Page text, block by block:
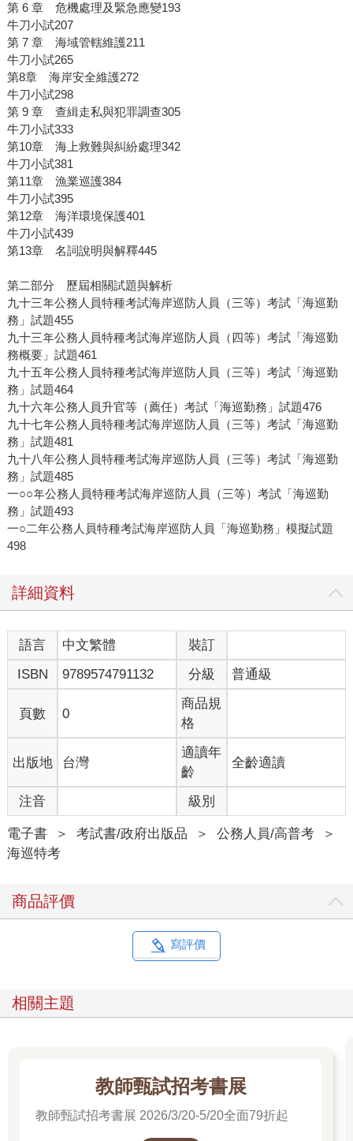
第 6 章 危機處理及緊急應變193
牛刀小試207
第 7 章 海域管轄維護211
牛刀小試265
第8章 海岸安全維護272
牛刀小試298
第 9 章 查緝走私與犯罪調查305
牛刀小試333
第10章 海上救難與糾紛處理342
牛刀小試381
第11章 漁業巡護384
牛刀小試395
第12章 海洋環境保護401
牛刀小試439
第13章 名詞說明與解釋445
第二部分 歷屆相關試題與解析
九十三年公務人員特種考試海岸巡防人員（三等）考試「海巡勤
務」試題455
九十三年公務人員特種考試海岸巡防人員（四等）考試「海巡勤
務概要」試題461
九十五年公務人員特種考試海岸巡防人員（三等）考試「海巡勤
務」試題464
九十六年公務人員升官等（薦任）考試「海巡勤務」試題476
九十七年公務人員特種考試海岸巡防人員（三等）考試「海巡勤
務」試題481
九十八年公務人員特種考試海岸巡防人員（三等）考試「海巡勤
務」試題485
一○○年公務人員特種考試海岸巡防人員（三等）考試「海巡勤
務」試題493
一○二年公務人員特種考試海岸巡防人員「海巡勤務」模擬試題
498
詳細資料
語言 中文繁體
裝訂
ISBN
9789574791132 分級 普通級
頁數 0
商品規
格
出版地 台灣
適讀年
齡
全齡適讀
注音 級別
電子書 ＞ 考試書/政府出版品 ＞ 公務人員/高普考
＞
海巡特考
商品評價
寫評價
相關主題
教師甄試招考書展
教師甄試招考書展 2026/3/20-5/20全面79折起